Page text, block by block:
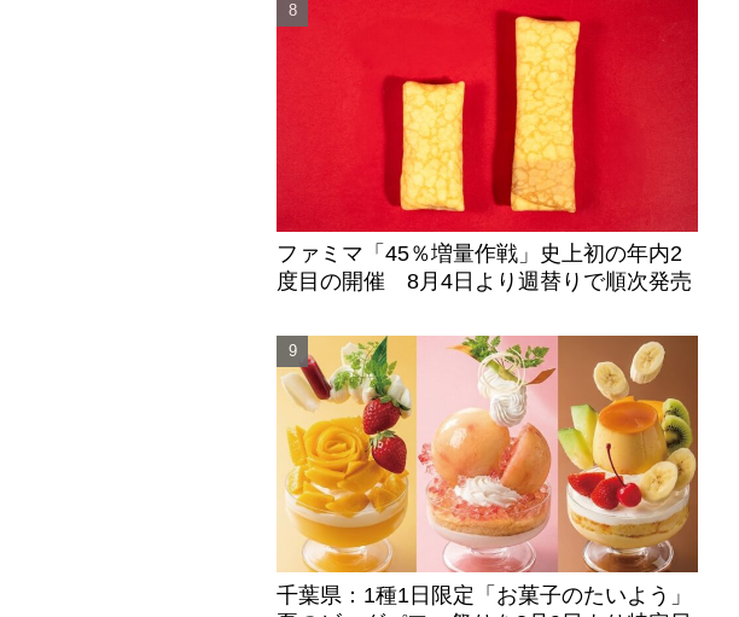
ファミマ「45％増量作戦」史上初の年内2
度目の開催 8月4日より週替りで順次発売
千葉県：1種1日限定「お菓子のたいよう」